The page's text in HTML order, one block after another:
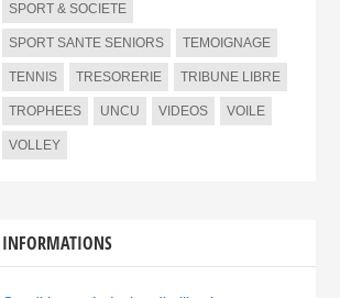
SPORT & SOCIETE
SPORT SANTE SENIORS TEMOIGNAGE
TENNIS TRESORERIE TRIBUNE LIBRE
TROPHEES UNCU VIDEOS VOILE
VOLLEY
INFORMATIONS